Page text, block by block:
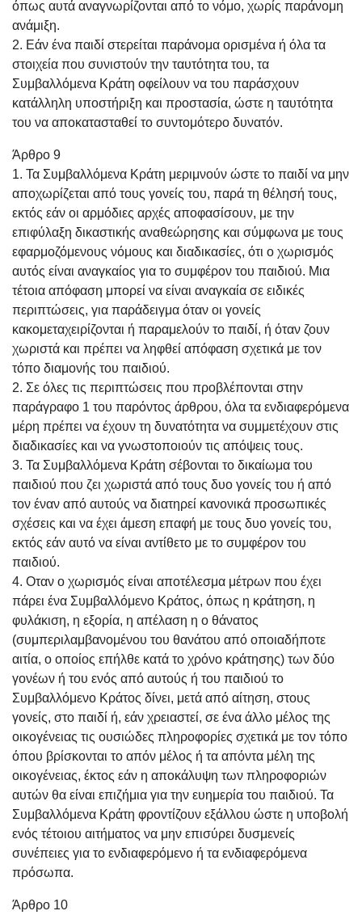
όπως αυτά αναγνωρίζονται από το νόμο, χωρίς παράνομη
ανάμιξη.
2. Εάν ένα παιδί στερείται παράνομα ορισμένα ή όλα τα
στοιχεία που συνιστούν την ταυτότητα του, τα
Συμβαλλόμενα Κράτη οφείλουν να του παράσχουν
κατάλληλη υποστήριξη και προστασία, ώστε η ταυτότητα
του να αποκατασταθεί το συντομότερο δυνατόν.
Άρθρο 9
1. Τα Συμβαλλόμενα Κράτη μεριμνούν ώστε το παιδί να μην
αποχωρίζεται από τους γονείς του, παρά τη θέλησή τους,
εκτός εάν οι αρμόδιες αρχές αποφασίσουν, με την
επιφύλαξη δικαστικής αναθεώρησης και σύμφωνα με τους
εφαρμοζόμενους νόμους και διαδικασίες, ότι ο χωρισμός
αυτός είναι αναγκαίος για το συμφέρον του παιδιού. Μια
τέτοια απόφαση μπορεί να είναι αναγκαία σε ειδικές
περιπτώσεις, για παράδειγμα όταν οι γονείς
κακομεταχειρίζονται ή παραμελούν το παιδί, ή όταν ζουν
χωριστά και πρέπει να ληφθεί απόφαση σχετικά με τον
τόπο διαμονής του παιδιού.
2. Σε όλες τις περιπτώσεις που προβλέπονται στην
παράγραφο 1 του παρόντος άρθρου, όλα τα ενδιαφερόμενα
μέρη πρέπει να έχουν τη δυνατότητα να συμμετέχουν στις
διαδικασίες και να γνωστοποιούν τις απόψεις τους.
3. Τα Συμβαλλόμενα Κράτη σέβονται το δικαίωμα του
παιδιού που ζει χωριστά από τους δυο γονείς του ή από
τον έναν από αυτούς να διατηρεί κανονικά προσωπικές
σχέσεις και να έχει άμεση επαφή με τους δυο γονείς του,
εκτός εάν αυτό να είναι αντίθετο με το συμφέρον του
παιδιού.
4. Οταν ο χωρισμός είναι αποτέλεσμα μέτρων που έχει
πάρει ένα Συμβαλλόμενο Κράτος, όπως η κράτηση, η
φυλάκιση, η εξορία, η απέλαση η ο θάνατος
(συμπεριλαμβανομένου του θανάτου από οποιαδήποτε
αιτία, ο οποίος επήλθε κατά το χρόνο κράτησης) των δύο
γονέων ή του ενός από αυτούς ή του παιδιού το
Συμβαλλόμενο Κράτος δίνει, μετά από αίτηση, στους
γονείς, στο παιδί ή, εάν χρειαστεί, σε ένα άλλο μέλος της
οικογένειας τις ουσιώδες πληροφορίες σχετικά με τον τόπο
όπου βρίσκονται το απόν μέλος ή τα απόντα μέλη της
οικογένειας, έκτος εάν η αποκάλυψη των πληροφοριών
αυτών θα είναι επιζήμια για την ευημερία του παιδιού. Τα
Συμβαλλόμενα Κράτη φροντίζουν εξάλλου ώστε η υποβολή
ενός τέτοιου αιτήματος να μην επισύρει δυσμενείς
συνέπειες για το ενδιαφερόμενο ή τα ενδιαφερόμενα
πρόσωπα.
Άρθρο 10